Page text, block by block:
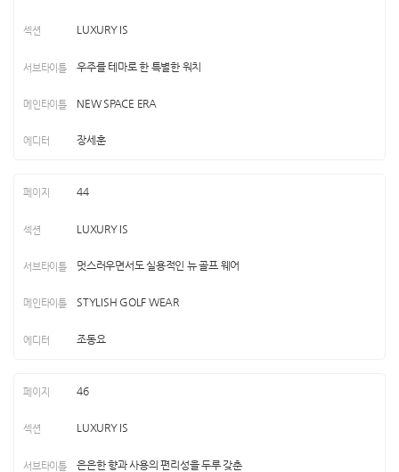
LUXURY IS
우주를 테마로 한 특별한 워치
NEW SPACE ERA
장세훈
44
LUXURY IS
멋스러우면서도 실용적인 뉴 골프 웨어
STYLISH GOLF WEAR
조동요
46
LUXURY IS
은은한 향과 사용의 편리성을 두루 갖춘